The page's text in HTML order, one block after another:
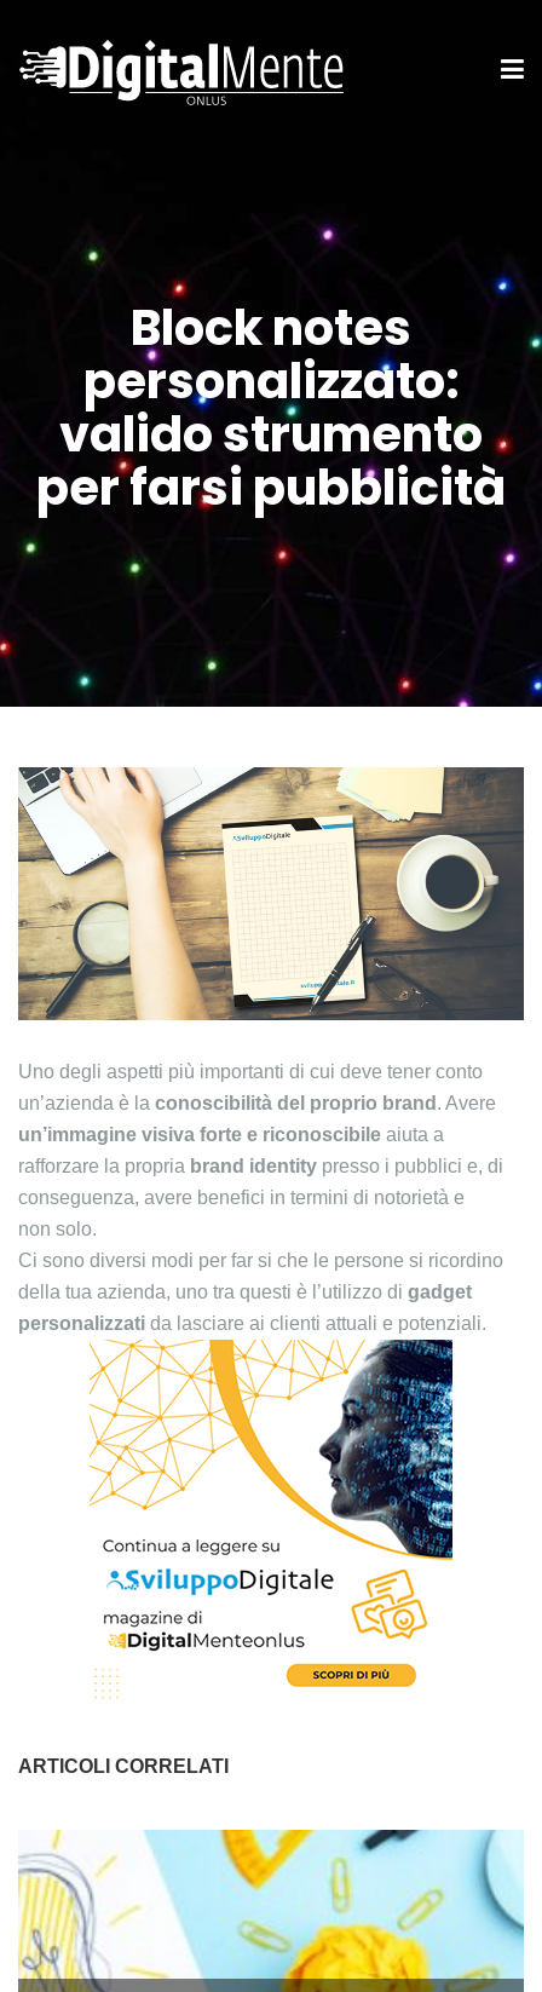
Block notes
personalizzato:
valido strumento
per farsi pubblicità
Uno degli aspetti più importanti di cui deve tener conto
un’azienda è la conoscibilità del proprio brand . Avere
un’immagine visiva forte e riconoscibile aiuta a
rafforzare la propria brand identity presso i pubblici e, di
conseguenza, avere benefici in termini di notorietà e
non solo.
Ci sono diversi modi per far si che le persone si ricordino
della tua azienda, uno tra questi è l’utilizzo di gadget
personalizzati da lasciare ai clienti attuali e potenziali.
ARTICOLI CORRELATI